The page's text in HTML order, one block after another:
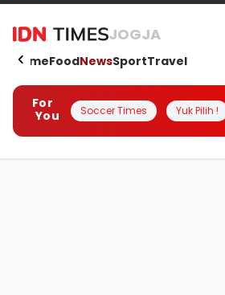
JOGJA
HomeFoodNewsSportTravel
For
You
Soccer Times Yuk Pilih !